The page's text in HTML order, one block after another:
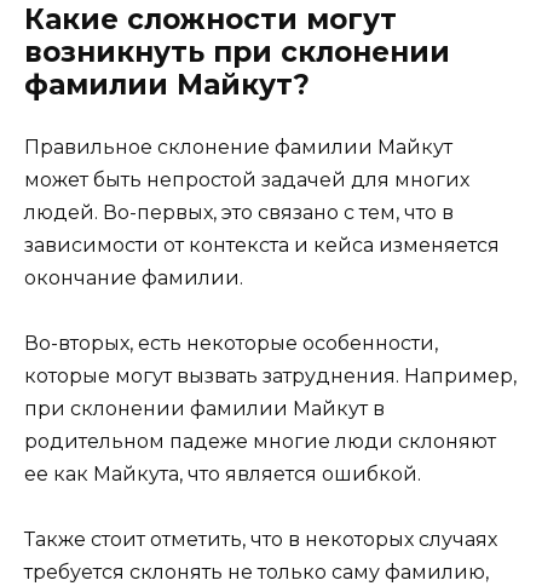
Какие сложности могут
возникнуть при склонении
фамилии Майкут?
Правильное склонение фамилии Майкут
может быть непростой задачей для многих
людей. Во-первых, это связано с тем, что в
зависимости от контекста и кейса изменяется
окончание фамилии.
Во-вторых, есть некоторые особенности,
которые могут вызвать затруднения. Например,
при склонении фамилии Майкут в
родительном падеже многие люди склоняют
ее как Майкута, что является ошибкой.
Также стоит отметить, что в некоторых случаях
требуется склонять не только саму фамилию,